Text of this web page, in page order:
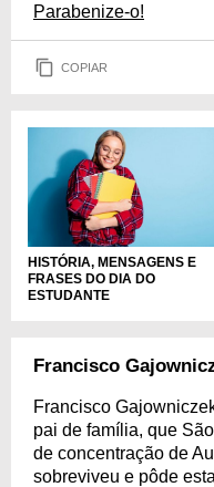
Parabenize-o!
COPIAR
HISTÓRIA, MENSAGENS E
FRASES DO DIA DO
ESTUDANTE
Francisco
Francisco
pai de família, que
de concentração de
sobreviveu e pôde